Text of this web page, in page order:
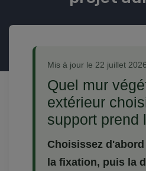
Mis à jour le 22 juillet 2026
Quel mur
extérieur
support prend
Choisissez
la fixation, puis la